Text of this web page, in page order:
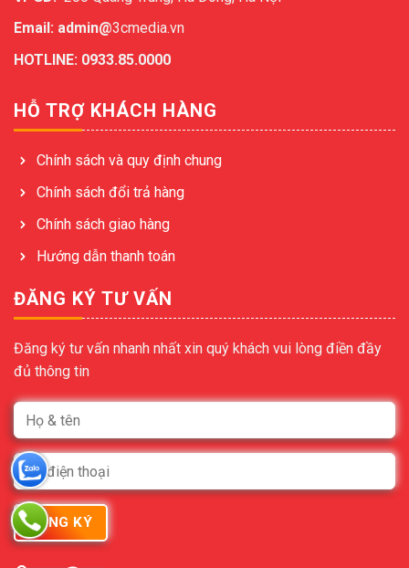
Email: admin@3cmedia.vn
HOTLINE: 0933.85.0000
HỖ TRỢ KHÁCH HÀNG
Chính sách và quy định chung
Chính sách đổi trả hàng
Chính sách giao hàng
Hướng dẫn thanh toán
ĐĂNG KÝ TƯ VẤN
Đăng ký tư vấn nhanh nhất xin quý khách vui lòng điền đầy
đủ thông tin